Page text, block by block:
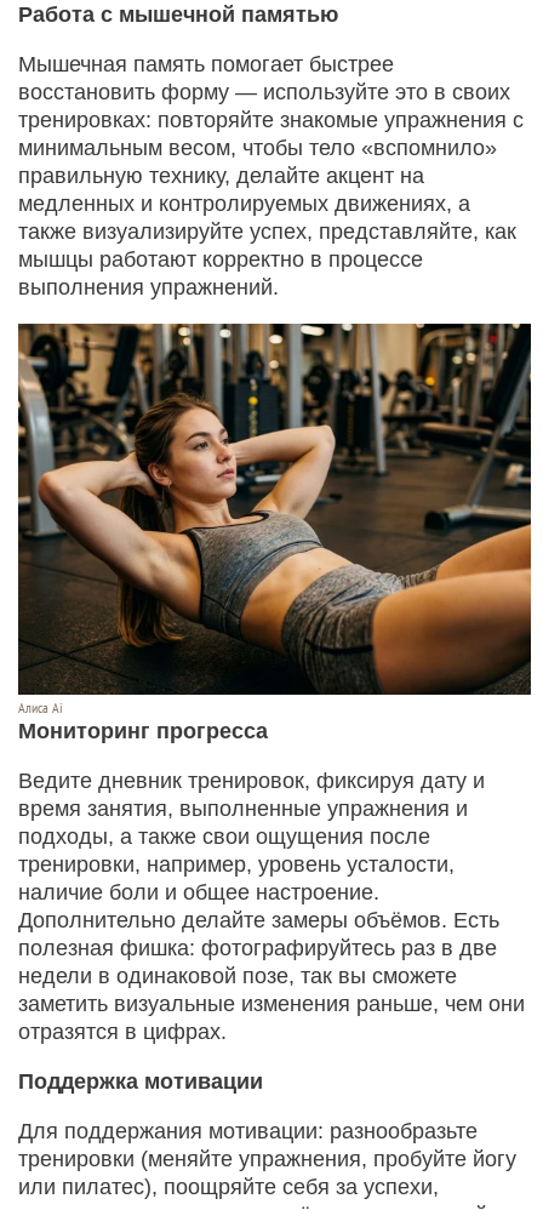
Работа с мышечной памятью
Мышечная память помогает быстрее
восстановить форму — используйте это в своих
тренировках: повторяйте знакомые упражнения с
минимальным весом, чтобы тело «вспомнило»
правильную технику, делайте акцент на
медленных и контролируемых движениях, а
также визуализируйте успех, представляйте, как
мышцы работают корректно в процессе
выполнения упражнений.
Алиса Ai
Мониторинг прогресса
Ведите дневник тренировок, фиксируя дату и
время занятия, выполненные упражнения и
подходы, а также свои ощущения после
тренировки, например, уровень усталости,
наличие боли и общее настроение.
Дополнительно делайте замеры объёмов. Есть
полезная фишка: фотографируйтесь раз в две
недели в одинаковой позе, так вы сможете
заметить визуальные изменения раньше, чем они
отразятся в цифрах.
Поддержка мотивации
Для поддержания мотивации: разнообразьте
тренировки (меняйте упражнения, пробуйте йогу
или пилатес), поощряйте себя за успехи,